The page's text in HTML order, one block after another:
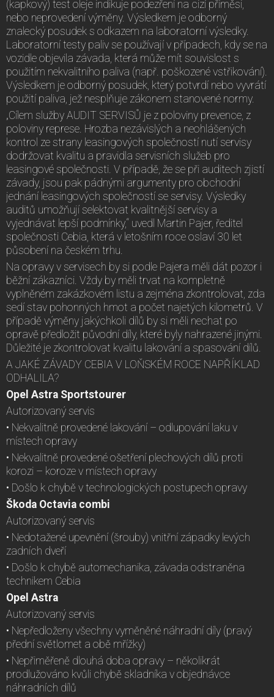
(kapkový) test oleje indikuje podezření na cizí příměsi,
nebo neprovedení výměny. Výsledkem je odborný
znalecký posudek s odkazem na laboratorní výsledky.
Laboratorní testy paliv se používají v případech, kdy se na
vozidle objevila závada, která může mít souvislost s
použitím nekvalitního paliva (např. poškozené vstřikování).
Výsledkem je odborný posudek, který potvrdí nebo vyvrátí
použití paliva, jež nesplňuje zákonem stanovené normy.
„Cílem služby AUDIT SERVISŮ je z poloviny prevence, z
poloviny represe. Hrozba nezávislých a neohlášených
kontrol ze strany leasingových společností nutí servisy
dodržovat kvalitu a pravidla servisních služeb pro
leasingové společnosti. V případě, že se při auditech zjistí
závady, jsou pak pádnými argumenty pro obchodní
jednání leasingových společností se servisy. Výsledky
auditů umožňují selektovat kvalitnější servisy a
vyjednávat lepší podmínky,“ uvedl Martin Pajer, ředitel
společnosti Cebia, která v letošním roce oslaví 30 let
působení na českém trhu.
Na opravy v servisech by si podle Pajera měli dát pozor i
běžní zákazníci. Vždy by měli trvat na kompletně
vyplněném zakázkovém listu a zejména zkontrolovat, zda
sedí stav pohonných hmot a počet najetých kilometrů. V
případě výměny jakýchkoli dílů by si měli nechat po
opravě předložit původní díly, které byly nahrazené jinými.
Důležité je zkontrolovat kvalitu lakování a spasování dílů.
A JAKÉ ZÁVADY CEBIA V LOŇSKÉM ROCE NAPŘÍKLAD
ODHALILA?
Opel Astra Sportstourer
Autorizovaný servis
• Nekvalitně provedené lakování – odlupování laku v
místech opravy
• Nekvalitně provedené ošetření plechových dílů proti
korozi – koroze v místech opravy
• Došlo k chybě v technologických postupech opravy
Škoda Octavia combi
Autorizovaný servis
• Nedotažené upevnění (šrouby) vnitřní západky levých
zadních dveří
• Došlo k chybě automechanika, závada odstraněna
technikem Cebia
Opel Astra
Autorizovaný servis
• Nepředloženy všechny vyměněné náhradní díly (pravý
přední světlomet a obě mřížky)
• Nepřiměřeně dlouhá doba opravy – několikrát
prodlužováno kvůli chybě skladníka v objednávce
náhradních dílů